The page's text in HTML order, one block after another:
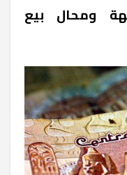
ومحال بيع